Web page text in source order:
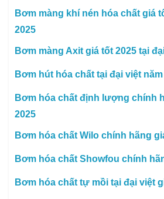
Bơm màng khí nén hóa chất giá
2025
Bơm màng Axit giá tốt 2025 tại
Bơm hút hóa chất tại đại việt năm
Bơm hóa chất định lượng chính
2025
Bơm hóa chất Wilo chính hãng
Bơm hóa chất Showfou chính
Bơm hóa chất tự mồi tại đại việt